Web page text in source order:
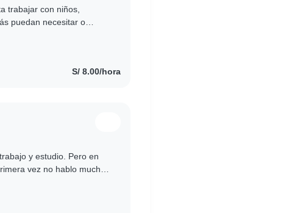
trabajar con niños,
puedan necesitar o
S/ 8.00/hora
y estudio. Pero en